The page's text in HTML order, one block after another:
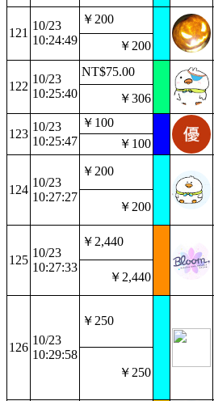
121
10/23
10:24:49
￥200
￥200
122
10/23
10:25:40
NT$75.00
￥306
123
10/23
10:25:47
￥100
￥100
124
10/23
10:27:27
￥200
￥200
125
10/23
10:27:33
￥2,440
￥2,440
126
10/23
10:29:58
￥250
￥250